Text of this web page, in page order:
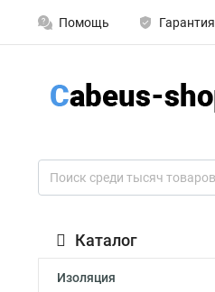
Помощь Гарантия
Каталог
Изоляция